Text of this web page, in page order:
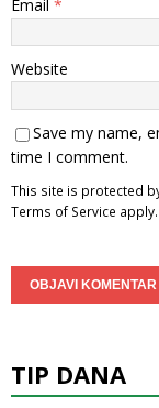
Email *
Website
Save my name,
time I comment.
This site is protected
Terms of Service apply.
TIP DANA